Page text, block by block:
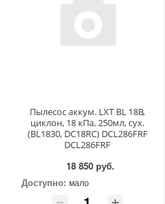
Пылесос аккум. LXT BL 18В,
циклон, 18 кПа, 250мл, сух.
(BL1830, DC18RC) DCL286FRF
DCL286FRF
18 850 руб.
Доступно: мало